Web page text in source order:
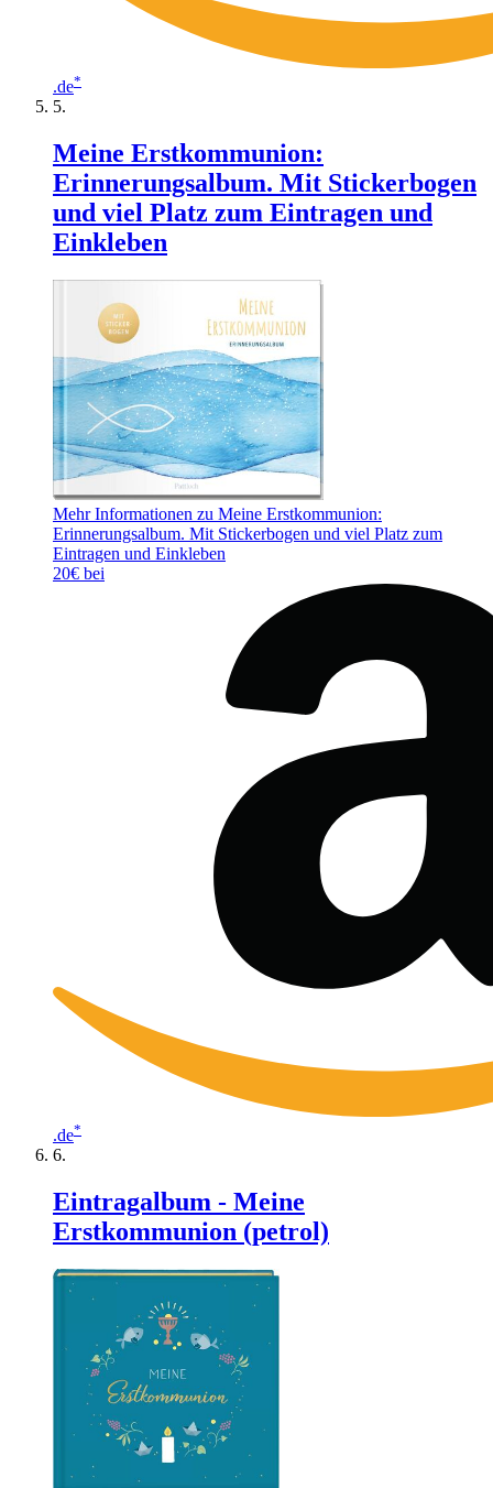
.de*
Meine Erstkommunion:
Erinnerungsalbum. Mit Stickerbogen
und viel Platz zum Eintragen und
Einkleben
Mehr Informationen zu Meine Erstkommunion:
Erinnerungsalbum. Mit Stickerbogen und viel Platz zum
Eintragen und Einkleben
20€ bei
.de*
Eintragalbum - Meine
Erstkommunion (petrol)